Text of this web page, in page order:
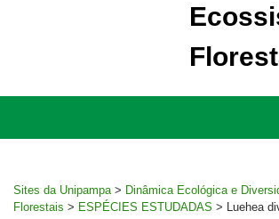
Sites da Unipampa > Dinâmica Ecológica e
Florestais > ESPÉCIES ESTUDADAS > Luehea